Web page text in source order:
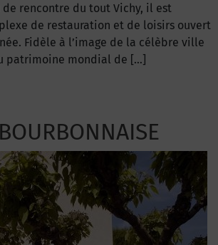
rencontre du tout Vichy, il est
de restauration et de loisirs ouvert
Fidèle à l’image de la célèbre ville
patrimoine mondial de […]